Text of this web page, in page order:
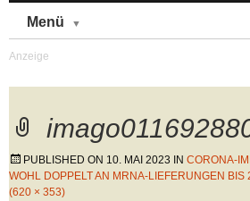
Menü
PUBLISHED ON 10. MAI 2023 IN CORONA-
WOHL DOPPELT AN MRNA-LIEFERUNGEN BIS
(620 × 353)